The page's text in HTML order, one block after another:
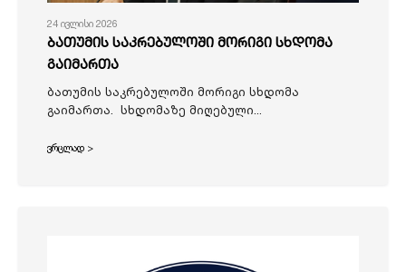
24 ივლისი 2026
ბათუმის საკრებულოში მორიგი სხდომა
გაიმართა
ბათუმის საკრებულოში მორიგი სხდომა
გაიმართა. სხდომაზე მიღებული...
ვრცლად >